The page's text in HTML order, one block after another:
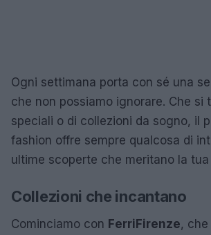
Ogni settimana porta con sé una
che non possiamo ignorare. Che si
speciali o di collezioni da sogno, il
fashion offre sempre qualcosa di
ultime scoperte che meritano la
Collezioni che incantano
Cominciamo con FerriFirenze,